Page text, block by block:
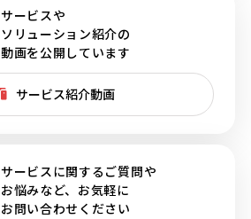
サービスや
ソリューション紹介の
動画を公開しています
サービス紹介動画
サービスに関するご質問や
お悩みなど、お気軽に
お問い合わせください